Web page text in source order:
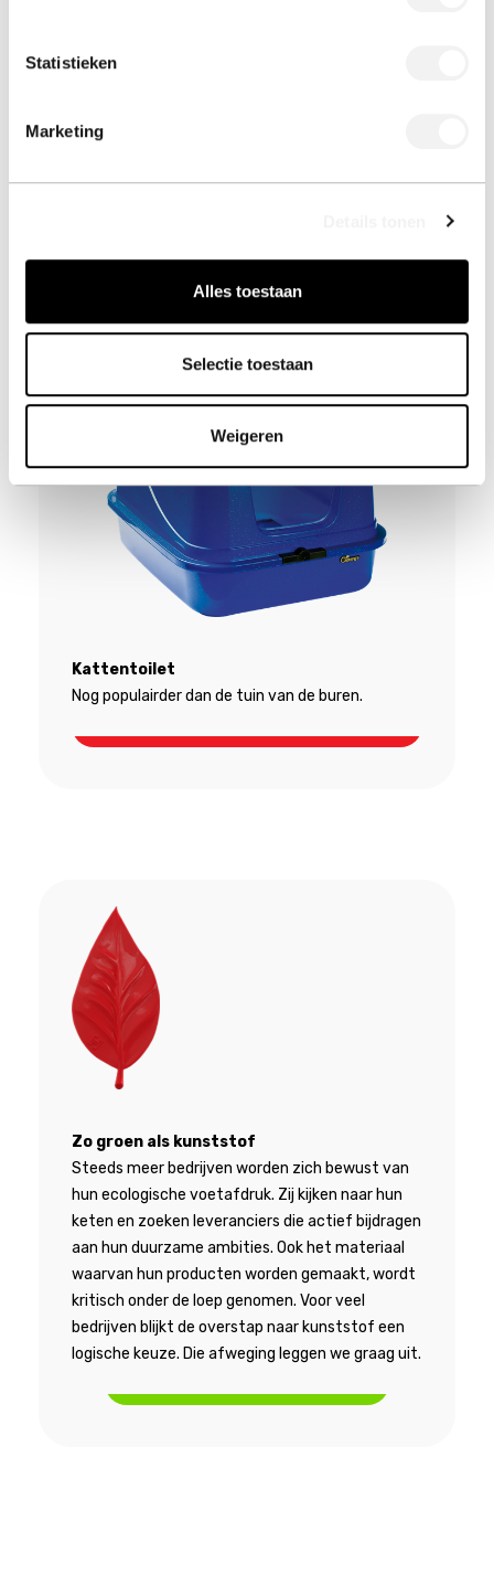
Statistieken
Marketing
Alles toestaan
Selectie toestaan
Weigeren
Drinken was nog nooit zo duurzaam.
Kattentoilet
Nog populairder dan de tuin van de buren.
Zo groen als kunststof
Steeds meer bedrijven worden zich bewust van
hun ecologische voetafdruk. Zij kijken naar hun
keten en zoeken leveranciers die actief bijdragen
aan hun duurzame ambities. Ook het materiaal
waarvan hun producten worden gemaakt, wordt
kritisch onder de loep genomen. Voor veel
bedrijven blijkt de overstap naar kunststof een
logische keuze. Die afweging leggen we graag uit.